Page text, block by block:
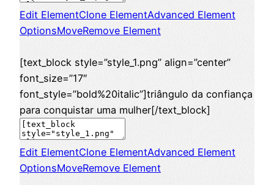
Edit ElementClone ElementAdvanced Element
OptionsMoveRemove Element
[text_block style=”style_1.png” align=”center”
font_size=”17″
font_style=”bold%20italic”]triângulo da confiança
para conquistar uma mulher[/text_block]
Edit ElementClone ElementAdvanced Element
OptionsMoveRemove Element